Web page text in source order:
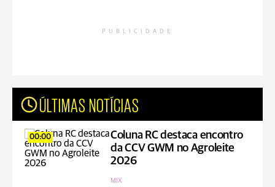
PUBLICIDADE
ÚLTIMAS NOTÍCIAS
00:00
Coluna RC destaca encontro
da CCV GWM no Agroleite
2026
MIX